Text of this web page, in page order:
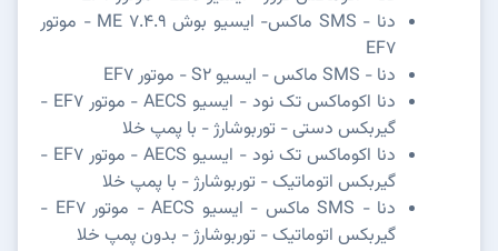
دنا - SMS ماکس- ایسیو بوش ME 7.4.9 - موتور
EF7
دنا - SMS ماکس - ایسیو S2 - موتور EF7
دنا اکوماکس تک نود - ایسیو AECS - موتور EF7 -
گیربکس دستی - توربوشارژ - با پمپ خلا
دنا اکوماکس تک نود - ایسیو AECS - موتور EF7 -
گیربکس اتوماتیک - توربوشارژ - با پمپ خلا
دنا - SMS ماکس - ایسیو AECS - موتور EF7 -
گیربکس اتوماتیک - توربوشارژ - بدون پمپ خلا